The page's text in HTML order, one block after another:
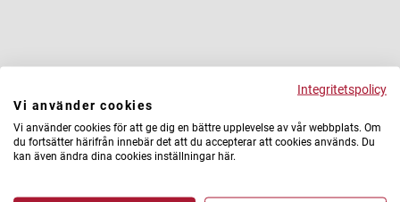
Integritetspolicy
Vi använder cookies
Vi använder cookies för att ge dig en bättre upplevelse av vår webbplats. Om
du fortsätter härifrån innebär det att du accepterar att cookies används. Du
kan även ändra dina cookies inställningar här.